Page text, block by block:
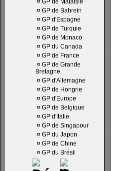
¤ GP de Malaisie
¤ GP de Bahrein
¤ GP d'Espagne
¤ GP de Turquie
¤ GP de Monaco
¤ GP du Canada
¤ GP de France
¤ GP de Grande
Bretagne
¤ GP d'Allemagne
¤ GP de Hongrie
¤ GP d'Europe
¤ GP de Belgique
¤ GP d'Italie
¤ GP de Singapour
¤ GP du Japon
¤ GP de Chine
¤ GP du Brésil